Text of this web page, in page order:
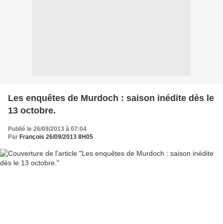
Les enquêtes de Murdoch : saison inédite dès le
13 octobre.
Publié le 26/09/2013 à 07:04
Par François 26/09/2013 8H05